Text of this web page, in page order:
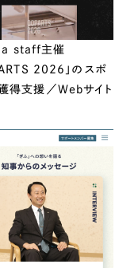
staff主催
2026」のスポ
得支援／Webサイト